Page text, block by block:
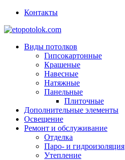
Контакты
Виды потолков
Гипсокартонные
Крашеные
Навесные
Натяжные
Панельные
Плиточные
Дополнительные элементы
Освещение
Ремонт и обслуживание
Отделка
Паро- и гидроизоляция
Утепление